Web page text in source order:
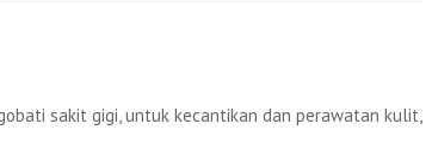
sakit gigi, untuk kecantikan dan perawatan kulit,